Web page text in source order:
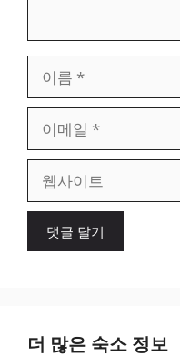
일
이
더 많은 숙소 정보